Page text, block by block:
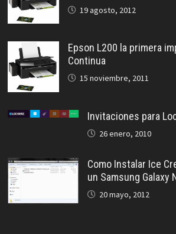
19 agosto, 2012
Epson L200 la primera
Continua
15 noviembre, 2011
Invitaciones para
26 enero, 2010
Como Instalar Ice
un Samsung Galaxy
20 mayo, 2012